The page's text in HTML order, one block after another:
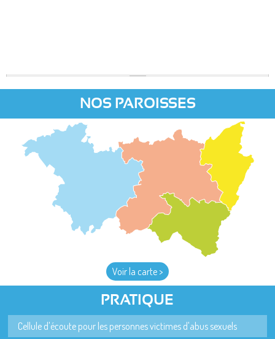
NOS PAROISSES
Voir la carte >
PRATIQUE
Cellule d'écoute pour les personnes victimes d'abus sexuels